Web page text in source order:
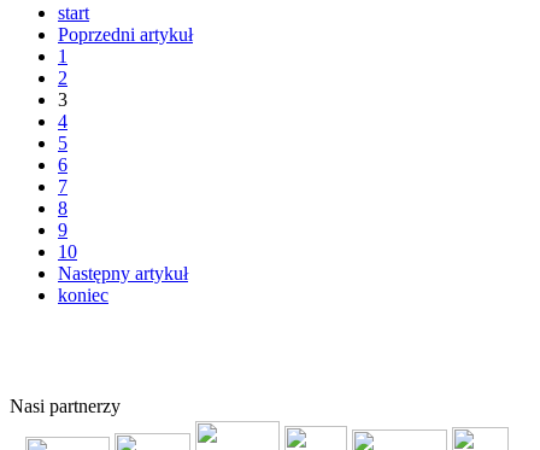
start
Poprzedni artykuł
1
2
3
4
5
6
7
8
9
10
Następny artykuł
koniec
Nasi partnerzy